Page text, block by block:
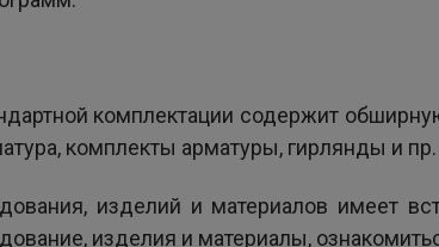
комплектации содержит
комплекты арматуры, гирлянды и пр.
изделий и материалов имеет
изделия и материалы,